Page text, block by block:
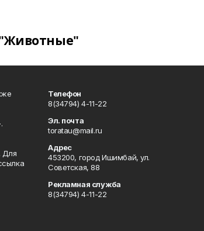
Для
Телефон
8(34794) 4-11-22
Эл. почта
toratau@mail.ru
Адрес
453200, город Ишимбай, ул.
Советская, 88
Рекламная служба
8(34794) 4-11-22